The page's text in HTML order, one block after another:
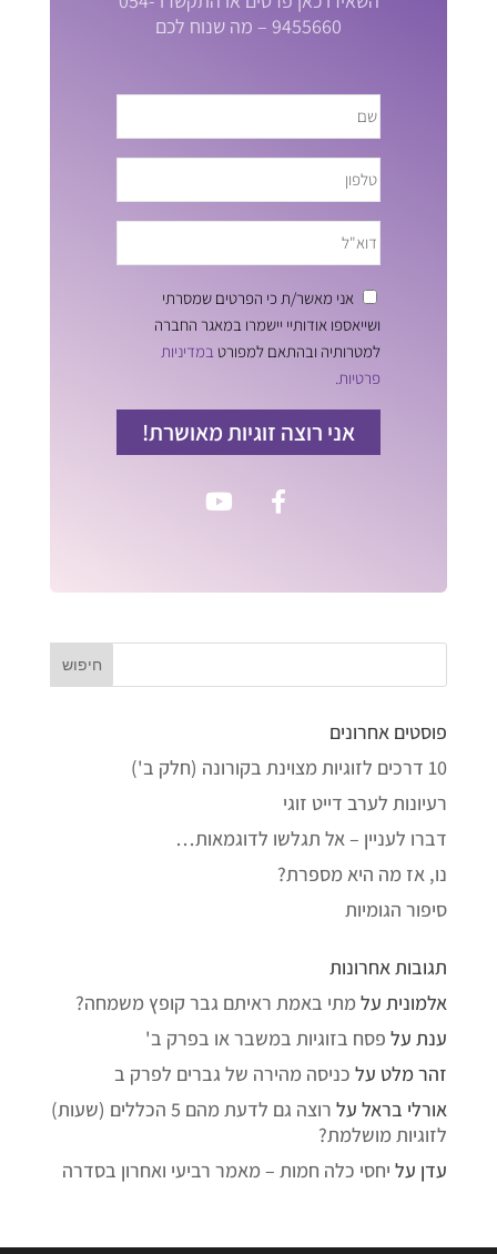
9455660 – מה שנוח לכם
אני מאשר/ת כי הפרטים שמסרתי
ושייאספו אודותיי יישמרו במאגר החברה
למטרותיה ובהתאם למפורט במדיניות
פרטיות.
אני רוצה זוגיות מאושרת!
פוסטים אחרונים
10 דרכים לזוגיות מצוינת בקורונה (חלק ב')
רעיונות לערב דייט זוגי
דברו לעניין – אל תגלשו לדוגמאות…
נו, אז מה היא מספרת?
סיפור הגומיות
תגובות אחרונות
אלמוניתעל מתי באמת ראיתם גבר קופץ משמחה?
ענתעל פסח בזוגיות במשבר או בפרק ב'
זהר מלט על כניסה מהירה של גברים לפרק ב
אורלי בראלעל
רוצה גם לדעת מהם 5 הכללים (שעות)
לזוגיות מושלמת?
עדן על יחסי כלה חמות – מאמר רביעי ואחרון בסדרה